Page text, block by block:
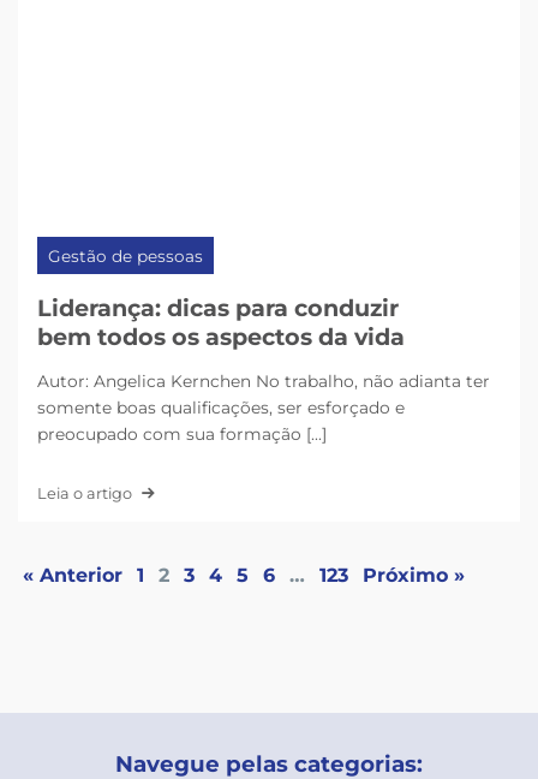
Navegue pelas categorias:
Gestão de pessoas
Liderança: dicas para conduzir
bem todos os aspectos da vida
Autor: Angelica Kernchen No trabalho, não adianta ter
somente boas qualificações, ser esforçado e
preocupado com sua formação [...]
Leia o artigo
« Anterior 1 2 3 4 5 6 … 123 Próximo »